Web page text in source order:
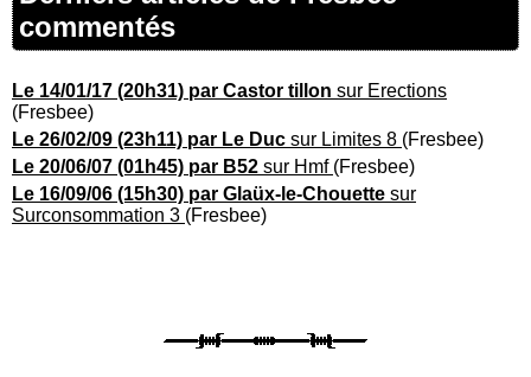
commentés
Le 14/01/17 (20h31) par Castor tillon sur Erections
(Fresbee)
Le 26/02/09 (23h11) par Le Duc sur Limites 8 (Fresbee)
Le 20/06/07 (01h45) par B52 sur Hmf (Fresbee)
Le 16/09/06 (15h30) par Glaüx-le-Chouette sur
Surconsommation 3 (Fresbee)